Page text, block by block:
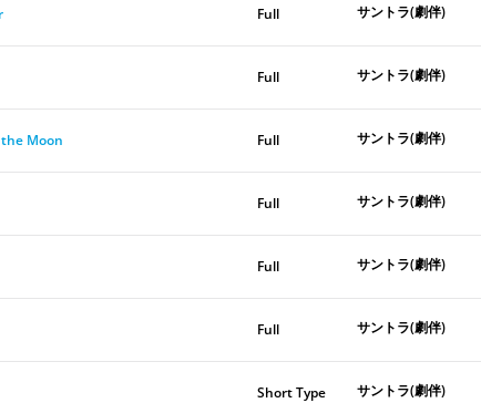
Full サントラ(劇伴)
Full サントラ(劇伴)
Moon Full サントラ(劇伴)
Full サントラ(劇伴)
Full サントラ(劇伴)
Full サントラ(劇伴)
Short Type サントラ(劇伴)